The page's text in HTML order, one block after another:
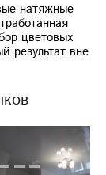
натяжные
цветовых
результат вне
Next